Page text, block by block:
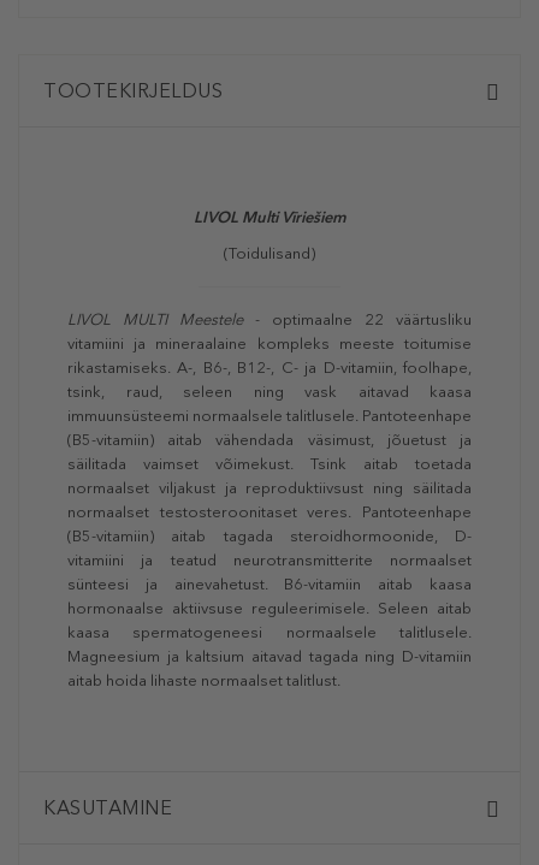
TOOTEKIRJELDUS
LIVOL Multi Vīriešiem
(Toidulisand)
LIVOL MULTI Meestele- optimaalne 22 väärtusliku
vitamiini ja mineraalaine kompleks meeste toitumise
rikastamiseks. A-, B6-, B12-, C- ja D-vitamiin, foolhape,
tsink, raud, seleen ning vask aitavad kaasa
immuunsüsteemi normaalsele talitlusele. Pantoteenhape
(B5-vitamiin) aitab vähendada väsimust, jõuetust ja
säilitada vaimset võimekust. Tsink aitab toetada
normaalset viljakust ja reproduktiivsust ning säilitada
normaalset testosteroonitaset veres. Pantoteenhape
(B5-vitamiin) aitab tagada steroidhormoonide, D-
vitamiini ja teatud neurotransmitterite normaalset
sünteesi ja ainevahetust. B6-vitamiin aitab kaasa
hormonaalse aktiivsuse reguleerimisele. Seleen aitab
kaasa spermatogeneesi normaalsele talitlusele.
Magneesium ja kaltsium aitavad tagada ning D-vitamiin
aitab hoida lihaste normaalset talitlust.
KASUTAMINE